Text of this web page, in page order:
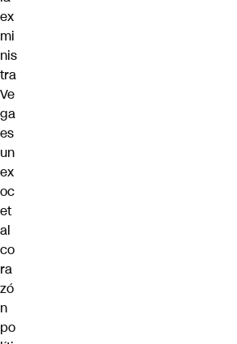
ex
mi
nis
tra
Ve
ga
es
un
ex
oc
et
al
co
ra
zó
n
po